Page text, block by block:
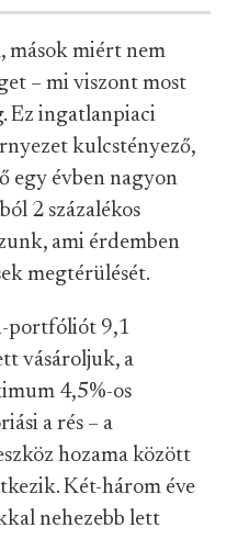
mások miért nem
– mi viszont most
Ez ingatlanpiaci
kulcstényező,
egy évben nagyon
2 százalékos
ami érdemben
megtérülését.
portfóliót 9,1
vásároljuk, a
4,5%-os
a rés – a
hozama között
Két-három éve
nehezebb lett